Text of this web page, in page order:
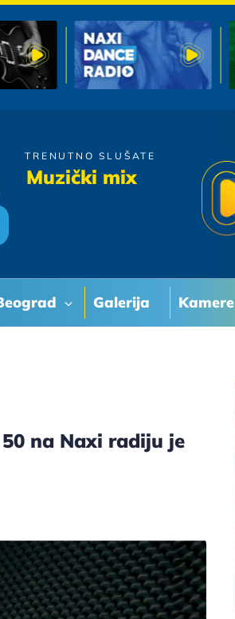
Galerija Kamere
TRENUTNO SLUŠATE
Muzički mixMoby Dick
na Naxi radiju je